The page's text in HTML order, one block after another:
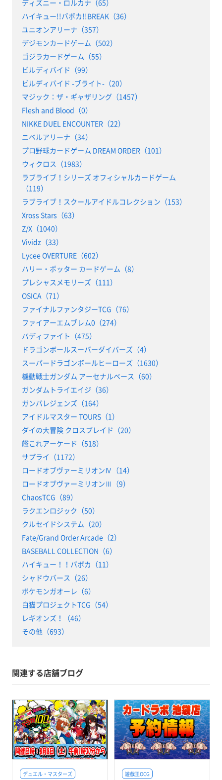
ディズニー・ロルカナ（65）
ハイキュー!!バボカ!!BREAK（36）
ユニオンアリーナ（357）
デジモンカードゲーム（502）
ゴジラカードゲーム（55）
ビルディバイド（99）
ビルディバイド -ブライト-（20）
マジック：ザ・ギャザリング（1457）
Flesh and Blood（0）
NIKKE DUEL ENCOUNTER（22）
ニベルアリーナ（34）
プロ野球カードゲーム DREAM ORDER（101）
ウィクロス（1983）
ラブライブ！シリーズ オフィシャルカードゲーム
（119）
ラブライブ！スクールアイドルコレクション（153）
Xross Stars（63）
Z/X（1040）
Vividz（33）
Lycee OVERTURE（602）
ハリー・ポッター カードゲーム（8）
プレシャスメモリーズ（111）
OSICA（71）
ファイナルファンタジーTCG（76）
ファイアーエムブレム0（274）
バディファイト（475）
ドラゴンボールスーパーダイバーズ（4）
スーパードラゴンボールヒーローズ（1630）
機動戦士ガンダム アーセナルベース（60）
ガンダムトライエイジ（36）
ガンバレジェンズ（164）
アイドルマスター TOURS（1）
ダイの大冒険 クロスブレイド（20）
艦これアーケード（518）
サプライ（1172）
ロードオブヴァーミリオンⅣ（14）
ロードオブヴァーミリオンⅢ（9）
ChaosTCG（89）
ラクエンロジック（50）
クルセイドシステム（20）
Fate/Grand Order Arcade（2）
BASEBALL COLLECTION（6）
ハイキュー！！バボカ（11）
シャドウバース（26）
ポケモンガオーレ（6）
白猫プロジェクトTCG（54）
レギオンズ！（46）
その他（693）
関連する店舗ブログ
デュエル・マスターズ 遊戯王OCG